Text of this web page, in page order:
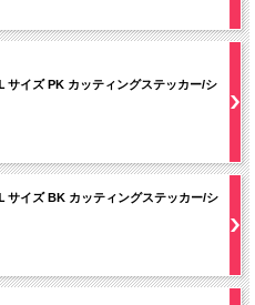
サイズ PK カッティングステッカー/シ
サイズ BK カッティングステッカー/シ